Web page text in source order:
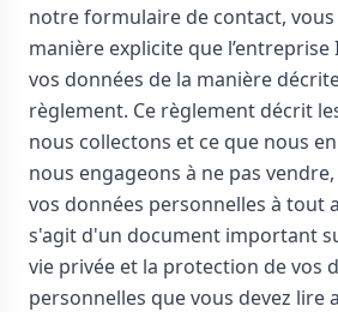
notre formulaire de contact, vous
manière explicite que l’entreprise
vos données de la manière
règlement. Ce règlement décrit
nous collectons et ce que nous
nous engageons à ne pas
vos données personnelles à tout
s'agit d'un document important
vie privée et la protection de vos
personnelles que vous devez lire